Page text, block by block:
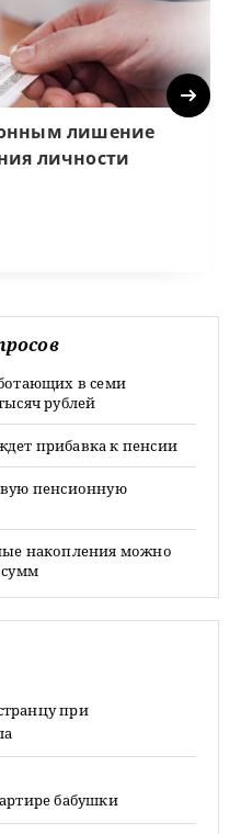
лишение
личности
Next
в семи
рублей
прибавка к пенсии
пенсионную
накопления можно
при
бабушки